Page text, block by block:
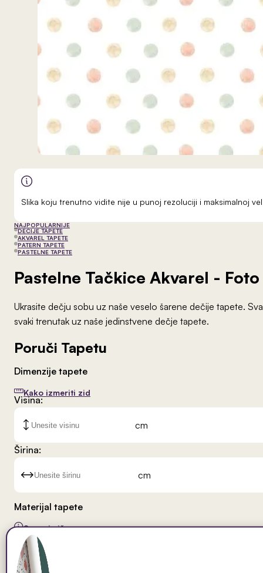
Slika koju trenutno vidite nije u punoj rezoluciji i maksimalnoj
NAJPOPULARNIJE
DEČIJE TAPETE
AKVAREL TAPETE
PATERN TAPETE
PASTELNE TAPETE
Pastelne Tačkice Akvarel -
Ukrasite dečju sobu uz naše veselo šarene dečije tapete.
svaki trenutak uz naše jedinstvene dečje tapete.
Poruči Tapetu
Dimenzije tapete
Kako izmeriti zid
Visina:
cm
Širina:
cm
Materijal tapete
Saznaj više